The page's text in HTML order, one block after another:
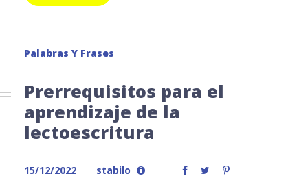
Palabras Y Frases
Prerrequisitos para el
aprendizaje de la
lectoescritura
15/12/2022 stabilo